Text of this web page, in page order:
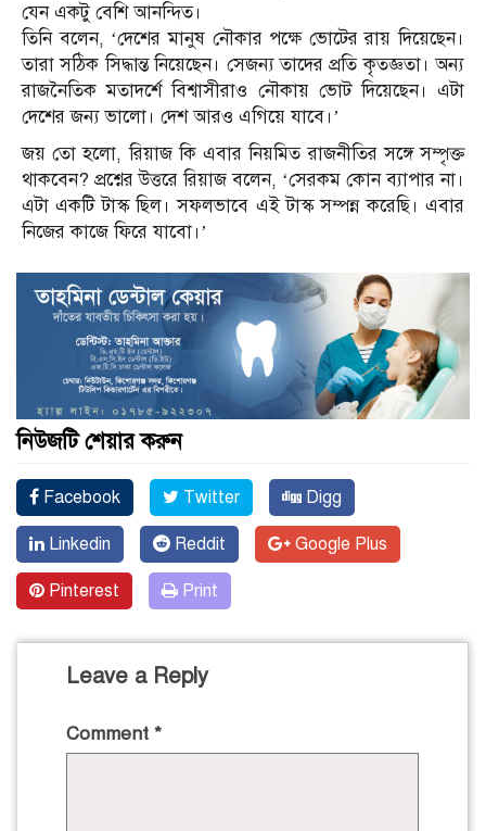
যেন একটু বেশি আনন্দিত।
তিনি বলেন, ‘দেশের মানুষ নৌকার পক্ষে ভোটের রায় দিয়েছেন।
তারা সঠিক সিদ্ধান্ত নিয়েছেন। সেজন্য তাদের প্রতি কৃতজ্ঞতা। অন্য
রাজনৈতিক মতাদর্শে বিশ্বাসীরাও নৌকায় ভোট দিয়েছেন। এটা
দেশের জন্য ভালো। দেশ আরও এগিয়ে যাবে।’
জয় তো হলো, রিয়াজ কি এবার নিয়মিত রাজনীতির সঙ্গে সম্পৃক্ত
থাকবেন? প্রশ্নের উত্তরে রিয়াজ বলেন, ‘সেরকম কোন ব্যাপার না।
এটা একটি টাস্ক ছিল। সফলভাবে এই টাস্ক সম্পন্ন করেছি। এবার
নিজের কাজে ফিরে যাবো।’
নিউজটি শেয়ার করুন
Facebook Twitter Digg
Linkedin Reddit Google Plus
Pinterest Print
Leave a Reply
Comment *